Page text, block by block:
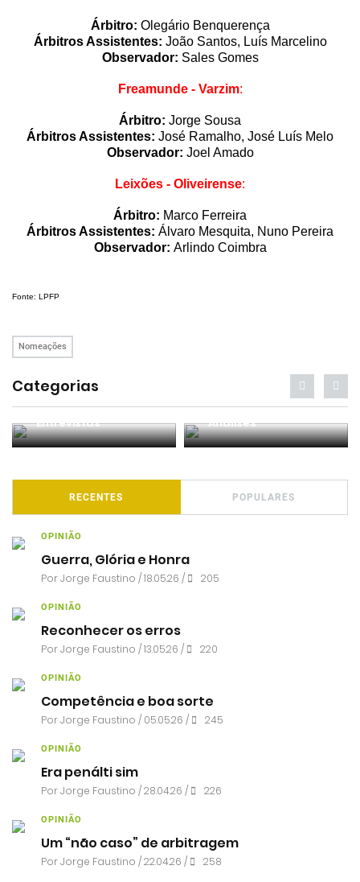
Árbitro: Olegário Benquerença
Árbitros Assistentes: João Santos, Luís Marcelino
Observador: Sales Gomes
Freamunde - Varzim:
Árbitro: Jorge Sousa
Árbitros Assistentes: José Ramalho, José Luís Melo
Observador: Joel Amado
Leixões - Oliveirense:
Árbitro: Marco Ferreira
Árbitros Assistentes: Álvaro Mesquita, Nuno Pereira
Observador: Arlindo Coimbra
Fonte: LPFP
Nomeações
Categorias
Entrevistas Análises
RECENTES POPULARES
OPINIÃO
Guerra, Glória e Honra
PorJorge Faustino / 18.05.26 / 205
OPINIÃO
Reconhecer os erros
PorJorge Faustino / 13.05.26 / 220
OPINIÃO
Competência e boa sorte
PorJorge Faustino / 05.05.26 / 245
OPINIÃO
Era penálti sim
PorJorge Faustino / 28.04.26 / 226
OPINIÃO
Um “não caso” de arbitragem
PorJorge Faustino / 22.04.26 / 258